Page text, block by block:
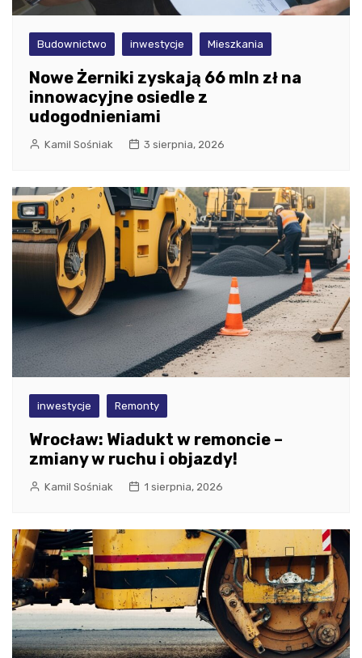
Budownictwo inwestycje Mieszkania
Nowe Żerniki zyskają 66 mln zł na
innowacyjne osiedle z
udogodnieniami
Kamil Sośniak 3 sierpnia, 2026
inwestycje Remonty
Wrocław: Wiadukt w remoncie –
zmiany w ruchu i objazdy!
Kamil Sośniak 1 sierpnia, 2026